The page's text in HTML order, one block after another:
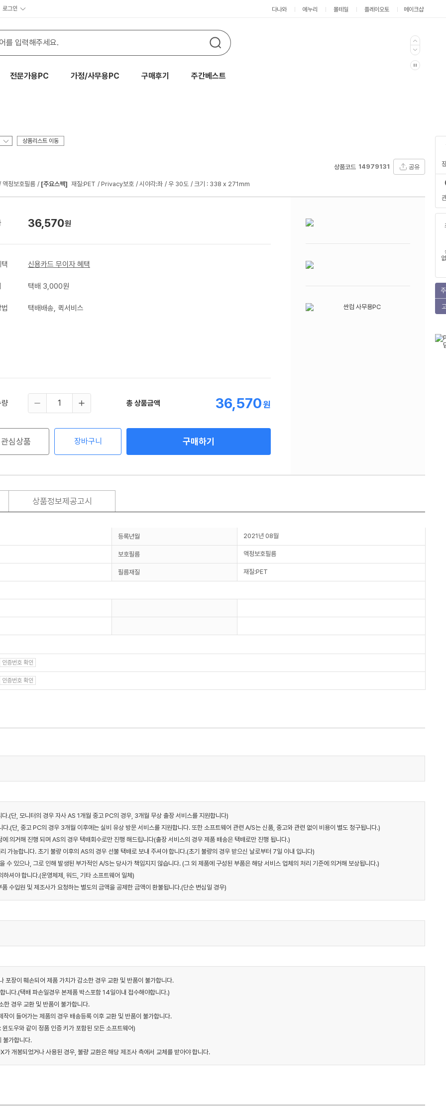
로그인 다나와 에누리 몰테일 플레이오토 메이크샵
전문가용PC 가정/사무용PC 구매후기 주간베스트
상품리스트 이동
상품코드 14979131 공유
액정보호필름 [주요스펙] 재질:PET Privacy보호 시야각:좌 우 30도 크기 : 338 x 271mm
36,570원
신용카드 무이자 혜택
택배 3,000원
택배배송, 퀵서비스
량 총 상품금액 36,570원
관심상품 장바구니 구매하기
상품정보제공고시
등록년월 2021년 08월
보호필름 액정보호필름
필름재질 재질:PET
인증번호 확인
인증번호 확인
.(단, 모니터의 경우 자사 AS 1개월 중고 PC의 경우, 3개월 무상 출장 서비스를 지원합니다)
.(단, 중고 PC의 경우 3개월 이후에는 실비 유상 방문 서비스를 지원합니다. 또한 소프트웨어 관련 A/S는 신품, 중고와 관련 없이 비용이 별도 청구됩니다.)
의거해 진행 되며 AS의 경우 택배회수로만 진행 해드립니다(출장 서비스의 경우 제품 배송은 택배로만 진행 됩니다.)
가능합니다. 초기 불량 이후의 AS의 경우 선불 택배로 보내 주셔야 합니다.(초기 불량의 경우 받으신 날로부터 7일 이내 입니다)
있으나, 그로 인해 발생된 부가적인 A/S는 당사가 책임지지 않습니다. (그 외 제품에 구성된 부품은 해당 서비스 업체의 처리 기준에 의거해 보상됩니다.)
셔야 합니다.(운영체제, 워드, 기타 소프트웨어 일체)
수입원 및 제조사가 요청하는 별도의 금액을 공제한 금액이 환불됩니다.(단순 변심일 경우)
포장이 훼손되어 제품 가치가 감소한 경우 교환 및 반품이 불가합니다.
니다.(택배 파손일경우 본제품 박스포함 14일이내 접수해야합니다.)
한 경우 교환 및 반품이 불가합니다.
이 들어가는 제품의 경우 배송등록 이후 교환 및 반품이 불가합니다.
도우와 같이 정품 인증 키가 포함된 모든 소프트웨어)
불가합니다.
개봉되었거나 사용된 경우, 불량 교환은 해당 제조사 측에서 교체를 받아야 합니다.